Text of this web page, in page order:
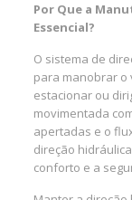
Por Que a
Essencial?
O sistema de
para manobrar o
estacionar ou
movimentada
apertadas e o
direção
conforto e a